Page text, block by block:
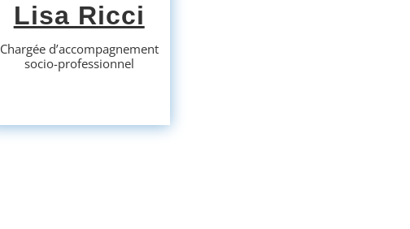
Lisa Ricci
Chargée d’accompagnement
socio-professionnel